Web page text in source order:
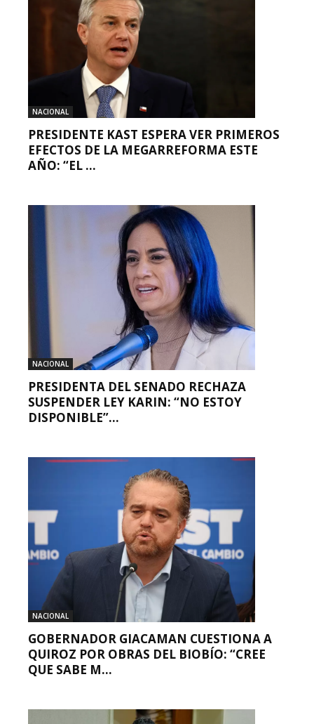
NACIONAL
PRESIDENTE KAST ESPERA VER PRIMEROS
EFECTOS DE LA MEGARREFORMA ESTE
AÑO: “EL ...
NACIONAL
PRESIDENTA DEL SENADO RECHAZA
SUSPENDER LEY KARIN: “NO ESTOY
DISPONIBLE”...
NACIONAL
GOBERNADOR GIACAMAN CUESTIONA A
QUIROZ POR OBRAS DEL BIOBÍO: “CREE
QUE SABE M...